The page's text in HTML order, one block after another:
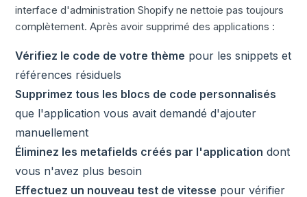
interface d'administration Shopify ne nettoie pas toujours
complètement. Après avoir supprimé des applications :
Vérifiez le code de votre thème pour les snippets et
références résiduels
Supprimez tous les blocs de code personnalisés
que l'application vous avait demandé d'ajouter
manuellement
Éliminez les metafields créés par l'application dont
vous n'avez plus besoin
Effectuez un nouveau test de vitesse pour vérifier